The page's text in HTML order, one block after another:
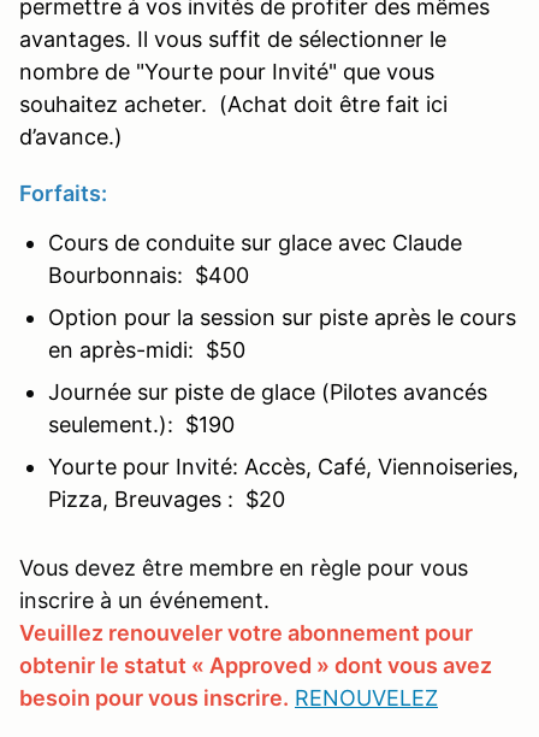
permettre à vos invités de profiter des mêmes
avantages. Il vous suffit de sélectionner le
nombre de "Yourte pour Invité" que vous
souhaitez acheter. (Achat doit être fait ici
d’avance.)
Forfaits:
Cours de conduite sur glace avec Claude
Bourbonnais: $400
Option pour la session sur piste après le cours
en après-midi: $50
Journée sur piste de glace (Pilotes avancés
seulement.): $190
Yourte pour Invité: Accès, Café, Viennoiseries,
Pizza, Breuvages : $20
Vous devez être membre en règle pour vous
inscrire à un événement.
Veuillez renouveler votre abonnement pour
obtenir le statut « Approved » dont vous avez
besoin pour vous inscrire. RENOUVELEZ